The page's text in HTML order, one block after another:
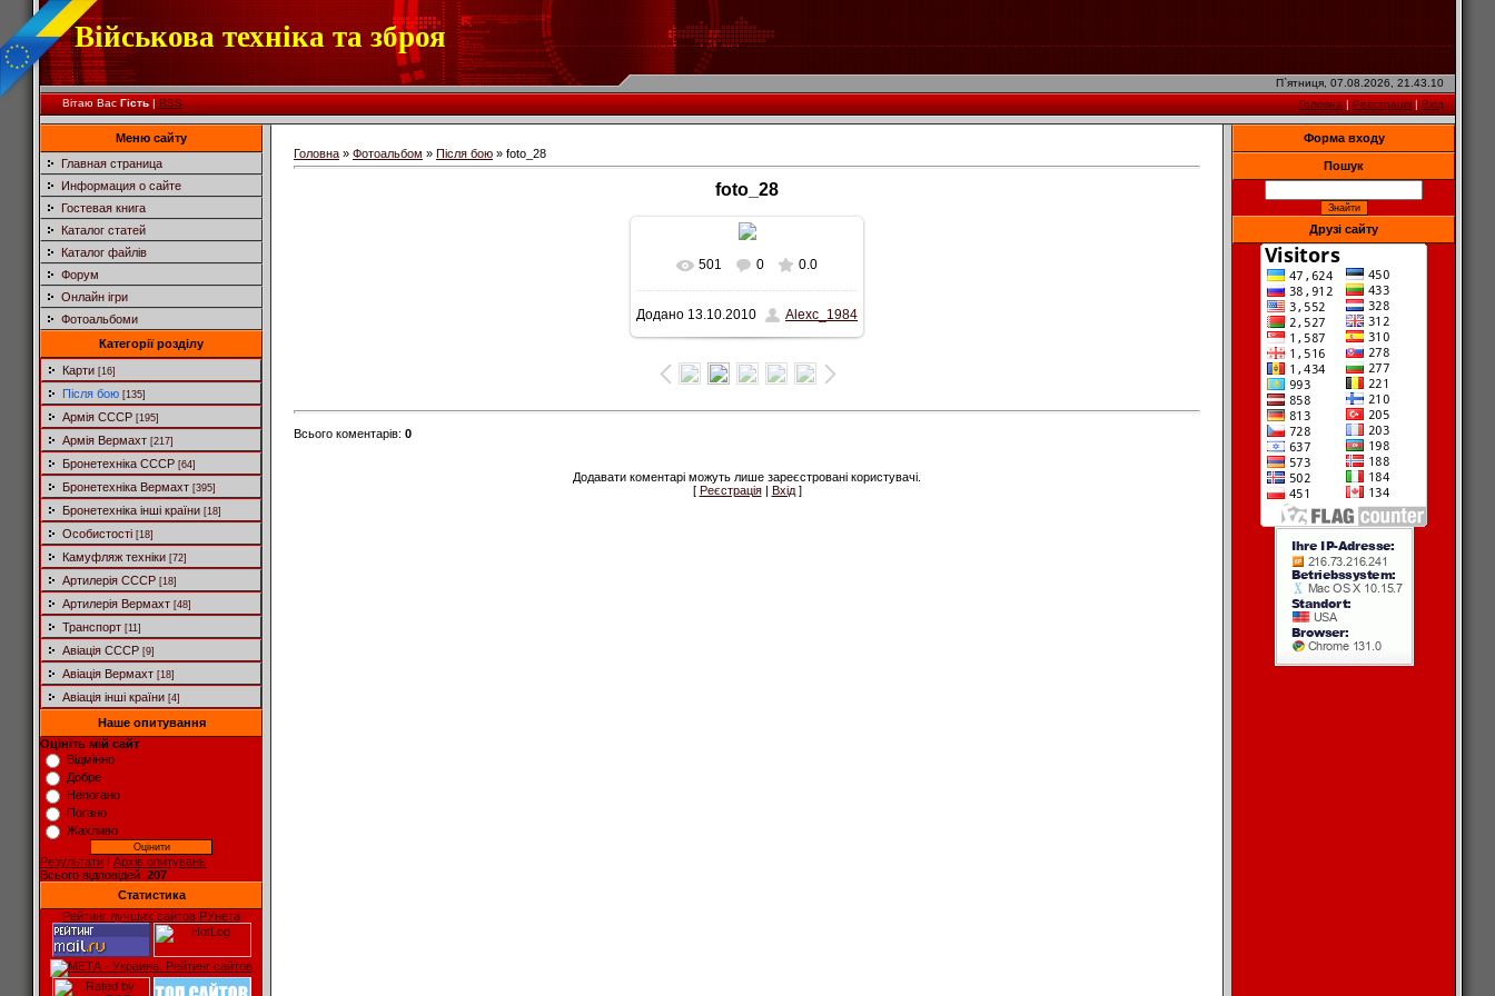
Військова техніка та зброя
П`ятниця, 07.08.2026, 21.43.10
Вітаю Вас Гість|RSS Головна|Реєстрація|Вхід
Меню сайту
Главная страница
Информация о сайте
Гостевая книга
Каталог статей
Каталог файлів
Форум
Онлайн ігри
Фотоальбоми
Категорії розділу
Карти [16]
Після бою [135]
Армія СССР [195]
Армія Вермахт [217]
Бронетехніка СССР [64]
Бронетехніка Вермахт [395]
Бронетехніка інші країни [18]
Особистості [18]
Камуфляж техніки [72]
Артилерія СССР [18]
Артилерія Вермахт [48]
Транспорт [11]
Авіація СССР [9]
Авіація Вермахт [18]
Авіація інші країни [4]
Наше опитування
Оцініть мій сайт
Відмінно
Добре
Непогано
Погано
Жахливо
Результати | Архів опитувань
Всього відповідей: 207
Статистика
Рейтинг лучших сайтов РУнета
Головна » Фотоальбом » Після бою » foto_28
foto_28
У реальному розмірі
647x343/ 56.6Kb
501 0 0.0
Додано 13.10.2010 Alexc_1984
Всього коментарів: 0
Додавати коментарі можуть лише зареєстровані користувачі.
[ Реєстрація| Вхід]
Форма входу
Пошук
Друзі сайту